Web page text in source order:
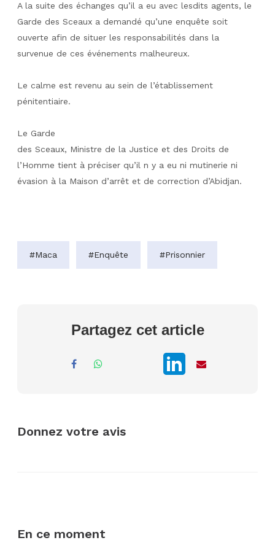
A la suite des échanges qu’il a eu avec lesdits agents, le
Garde des Sceaux a demandé qu’une enquête soit
ouverte afin de situer les responsabilités dans la
survenue de ces événements malheureux.
Le calme est revenu au sein de l’établissement
pénitentiaire.
Le Garde
des Sceaux, Ministre de la Justice et des Droits de
l’Homme tient à préciser qu’il n y a eu ni mutinerie ni
évasion à la Maison d’arrêt et de correction d’Abidjan.
#Maca #Enquête #Prisonnier
Partagez cet article
Donnez votre avis
En ce moment